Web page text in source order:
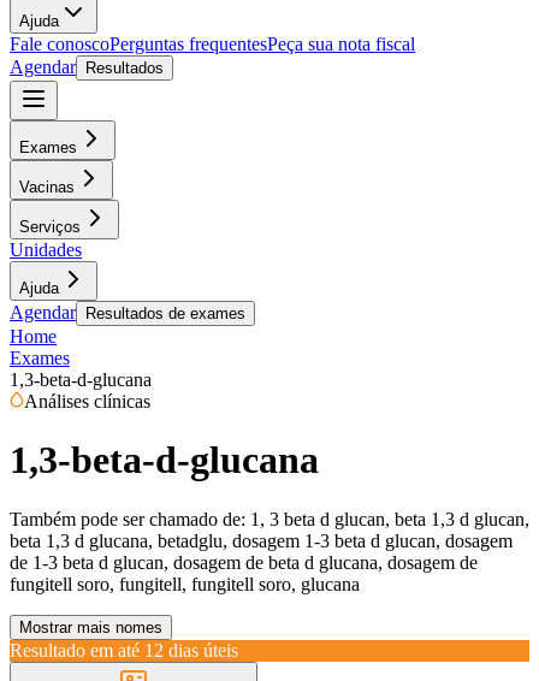
Ajuda
Fale conoscoPerguntas frequentesPeça sua nota fiscal
Agendar
Resultados
Exames
Vacinas
Serviços
Unidades
Ajuda
Agendar Resultados de exames
Home
Exames
1,3-beta-d-glucana
Análises clínicas
1,3-beta-d-glucana
Também pode ser chamado de: 1, 3 beta d glucan, beta 1,3 d glucan,
beta 1,3 d glucana, betadglu, dosagem 1-3 beta d glucan, dosagem
de 1-3 beta d glucan, dosagem de beta d glucana, dosagem de
fungitell soro, fungitell, fungitell soro, glucana
Mostrar mais nomes
Resultado em até 12 dias úteis